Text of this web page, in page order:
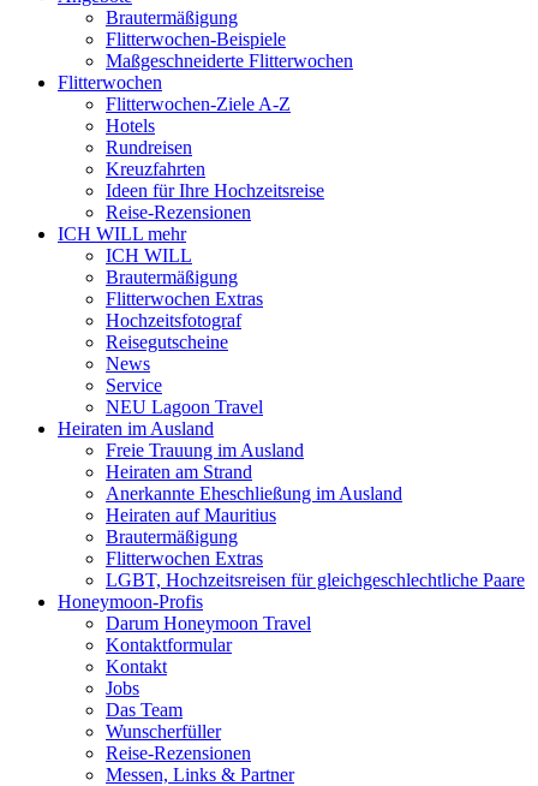
Brautermäßigung
Flitterwochen-Beispiele
Maßgeschneiderte Flitterwochen
Flitterwochen
Flitterwochen-Ziele A-Z
Hotels
Rundreisen
Kreuzfahrten
Ideen für Ihre Hochzeitsreise
Reise-Rezensionen
ICH WILL mehr
ICH WILL
Brautermäßigung
Flitterwochen Extras
Hochzeitsfotograf
Reisegutscheine
News
Service
NEU Lagoon Travel
Heiraten im Ausland
Freie Trauung im Ausland
Heiraten am Strand
Anerkannte Eheschließung im Ausland
Heiraten auf Mauritius
Brautermäßigung
Flitterwochen Extras
LGBT, Hochzeitsreisen für gleichgeschlechtliche Paare
Honeymoon-Profis
Darum Honeymoon Travel
Kontaktformular
Kontakt
Jobs
Das Team
Wunscherfüller
Reise-Rezensionen
Messen, Links & Partner